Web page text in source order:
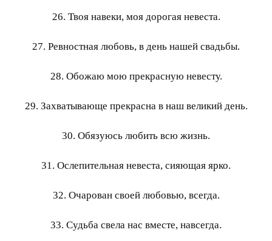
26. Твоя навеки, моя дорогая невеста.
27. Ревностная любовь, в день нашей свадьбы.
28. Обожаю мою прекрасную невесту.
29. Захватывающе прекрасна в наш великий день.
30. Обязуюсь любить всю жизнь.
31. Ослепительная невеста, сияющая ярко.
32. Очарован своей любовью, всегда.
33. Судьба свела нас вместе, навсегда.